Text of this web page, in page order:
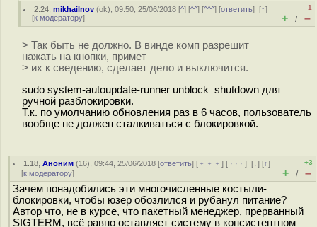
2.24 ,mikhailnov (ok), 09:50, 25/06/2018 [^] [^^] [^^^] [ответить][↑]
[к модератору]
–1
+ / –
> Так быть не должно. В винде комп разрешит
нажать на кнопки, примет
> их к сведению, сделает дело и выключится.
sudo system-autoupdate-runner unblock_shutdown для
ручной разблокировки.
Т.к. по умолчанию обновления раз в 6 часов, пользователь
вообще не должен сталкиваться с блокировкой.
1.18 ,Аноним (16), 09:44, 25/06/2018 [ответить] [ ﹢﹢﹢] [ · · ·][↓] [↑]
[к модератору]
+3
+ / –
Зачем понадобились эти многочисленные костыли-
блокировки, чтобы юзер обозлился и рубанул питание?
Автор что, не в курсе, что пакетный менеджер, прерванный
SIGTERM, всё равно оставляет систему в консистентном